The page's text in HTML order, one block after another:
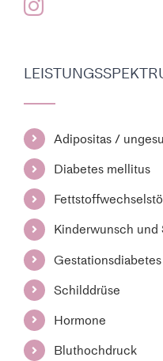
Adipositas /
Diabetes mellitus
Kinderwunsch
Gestationsdiabetes
Schilddrüse
Hormone
Bluthochdruck